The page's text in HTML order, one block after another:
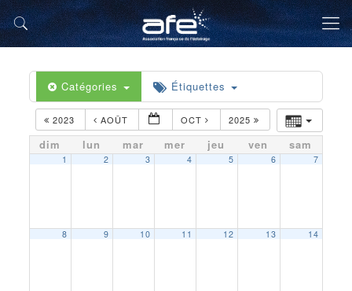
Catégories Étiquettes
2023 AOÛT OCT 2025
dim lun mar mer jeu ven sam
1 2 3 4 5 6 7
8 9 10 11 12 13 14